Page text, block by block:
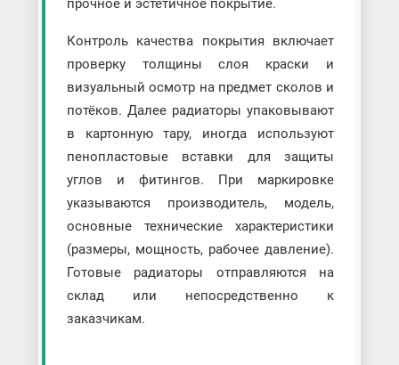
прочное и эстетичное покрытие.
Контроль качества покрытия включает
проверку толщины слоя краски и
визуальный осмотр на предмет сколов и
потёков. Далее радиаторы упаковывают
в картонную тару, иногда используют
пенопластовые вставки для защиты
углов и фитингов. При маркировке
указываются производитель, модель,
основные технические характеристики
(размеры, мощность, рабочее давление).
Готовые радиаторы отправляются на
склад или непосредственно к
заказчикам.